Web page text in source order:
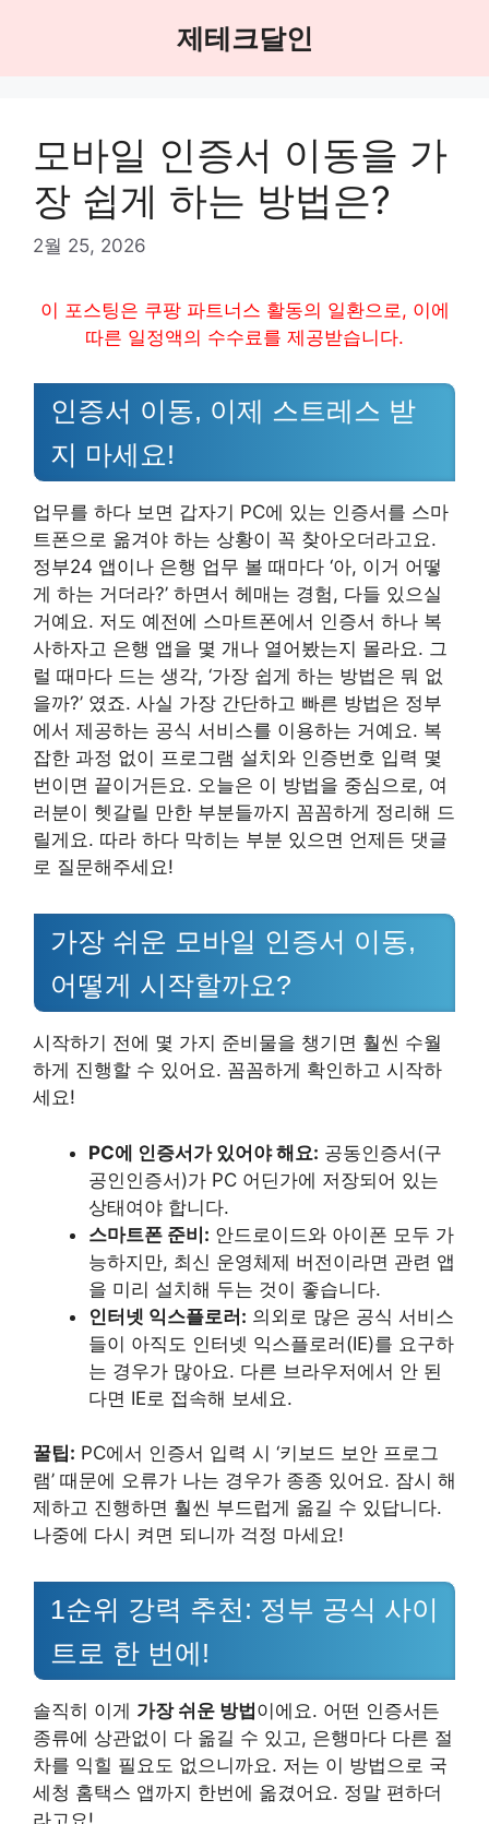
제테크달인
모바일 인증서 이동을 가
장 쉽게 하는 방법은?
2월 25, 2026
이 포스팅은 쿠팡 파트너스 활동의 일환으로, 이에
따른 일정액의 수수료를 제공받습니다.
인증서 이동, 이제 스트레스 받
지 마세요!
업무를 하다 보면 갑자기 PC에 있는 인증서를 스마
트폰으로 옮겨야 하는 상황이 꼭 찾아오더라고요.
정부24 앱이나 은행 업무 볼 때마다 ‘아, 이거 어떻
게 하는 거더라?’ 하면서 헤매는 경험, 다들 있으실
거예요. 저도 예전에 스마트폰에서 인증서 하나 복
사하자고 은행 앱을 몇 개나 열어봤는지 몰라요. 그
럴 때마다 드는 생각, ‘가장 쉽게 하는 방법은 뭐 없
을까?’ 였죠. 사실 가장 간단하고 빠른 방법은 정부
에서 제공하는 공식 서비스를 이용하는 거예요. 복
잡한 과정 없이 프로그램 설치와 인증번호 입력 몇
번이면 끝이거든요. 오늘은 이 방법을 중심으로, 여
러분이 헷갈릴 만한 부분들까지 꼼꼼하게 정리해 드
릴게요. 따라 하다 막히는 부분 있으면 언제든 댓글
로 질문해주세요!
가장 쉬운 모바일 인증서 이동,
어떻게 시작할까요?
시작하기 전에 몇 가지 준비물을 챙기면 훨씬 수월
하게 진행할 수 있어요. 꼼꼼하게 확인하고 시작하
세요!
PC에 인증서가 있어야 해요: 공동인증서(구
공인인증서)가 PC 어딘가에 저장되어 있는
상태여야 합니다.
스마트폰 준비: 안드로이드와 아이폰 모두 가
능하지만, 최신 운영체제 버전이라면 관련 앱
을 미리 설치해 두는 것이 좋습니다.
인터넷 익스플로러: 의외로 많은 공식 서비스
들이 아직도 인터넷 익스플로러(IE)를 요구하
는 경우가 많아요. 다른 브라우저에서 안 된
다면 IE로 접속해 보세요.
꿀팁: PC에서 인증서 입력 시 ‘키보드 보안 프로그
램’ 때문에 오류가 나는 경우가 종종 있어요. 잠시 해
제하고 진행하면 훨씬 부드럽게 옮길 수 있답니다.
나중에 다시 켜면 되니까 걱정 마세요!
1순위 강력 추천: 정부 공식 사이
트로 한 번에!
솔직히 이게 가장 쉬운 방법이에요. 어떤 인증서든
종류에 상관없이 다 옮길 수 있고, 은행마다 다른 절
차를 익힐 필요도 없으니까요. 저는 이 방법으로 국
세청 홈택스 앱까지 한번에 옮겼어요. 정말 편하더
라고요!